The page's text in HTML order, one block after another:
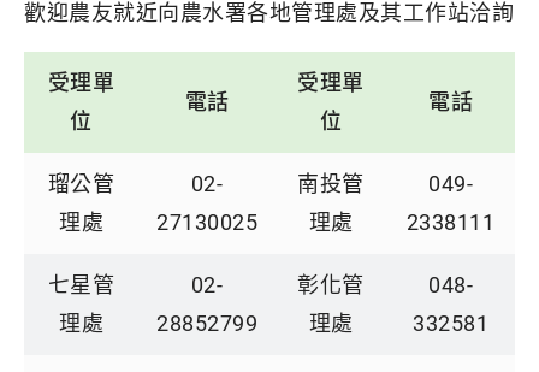
歡迎農友就近向農水署各地管理處及其工作站洽詢
受理單
位
電話
受理單
位
電話
瑠公管
理處
02-
27130025
南投管
理處
049-
2338111
七星管
理處
02-
28852799
彰化管
理處
048-
332581